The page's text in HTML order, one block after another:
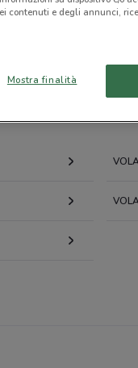
contenuti e degli annunci,
Mostra finalità